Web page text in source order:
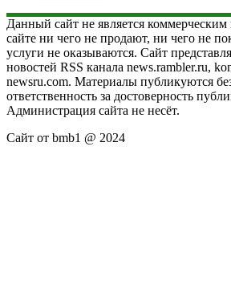
Данный сайт не является
сайте ни чего не продают, ни чего не
услуги не оказываются. Сайт
новостей RSS канала news.rambler.ru,
newsru.com. Материалы публикуются
ответственность за достоверность
Администрация сайта не несёт.
Сайт от bmb1 @ 2024